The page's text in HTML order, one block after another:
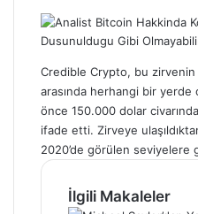
Credible Crypto, bu
arasında herhangi bir
önce 150.000 dolar
ifade etti. Zirveye
2020’de görülen
İlgili Makaleler